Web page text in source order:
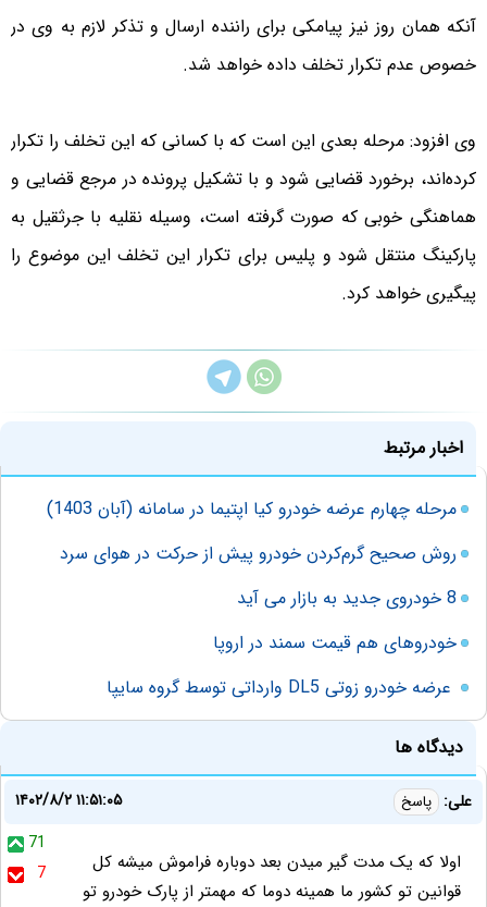
آنکه همان روز نیز پیامکی برای راننده ارسال و تذکر لازم به وی در
خصوص عدم تکرار تخلف داده خواهد شد.
وی افزود: مرحله بعدی این است که با کسانی که این تخلف را تکرار
کرده‌اند، برخورد قضایی شود و با تشکیل پرونده در مرجع قضایی و
هماهنگی خوبی که صورت گرفته است، وسیله نقلیه با جرثقیل به
پارکینگ منتقل شود و پلیس برای تکرار این تخلف این موضوع را
پیگیری خواهد کرد.
اخبار مرتبط
مرحله چهارم عرضه خودرو کیا اپتیما در سامانه (آبان 1403)
روش صحیح گرم‌کردن خودرو پیش از حرکت در هوای سرد
8 خودروی جدید به بازار می آید
خودروهای هم قیمت سمند در اروپا
عرضه خودرو زوتی DL5 وارداتی توسط گروه سایپا
دیدگاه ها
علی: پاسخ
۱۴۰۲/۸/۲ ۱۱:۵۱:۰۵
71
7
اولا که یک مدت گیر میدن بعد دوباره فراموش میشه کل
قوانین تو کشور ما همینه دوما که مهمتر از پارک خودرو تو